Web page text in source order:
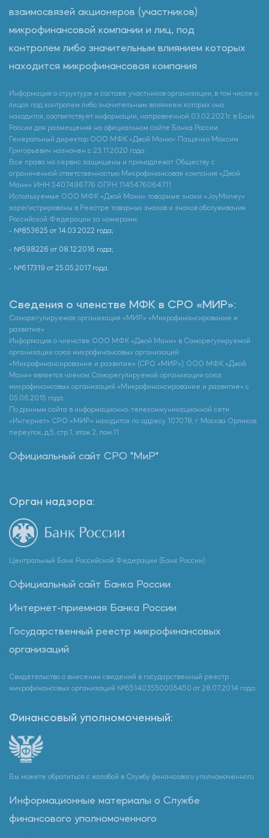
взаимосвязей акционеров (участников)
микрофинансовой компании и лиц, под
контролем либо значительным влиянием которых
находится микрофинансовая компания
Информация о структуре и составе участников организации, в том числе о
лицах под контролем либо значительным влиянием которых она
находится, соответствует информации, направленной 03.02.2021г. в Банк
России для размещения на официальном сайте Банка России
Генеральный директор ООО МФК «Джой Мани»: Пащенко Максим
Григорьевич назначен с 23.11.2020 года
Все права на сервис защищены и принадлежат Обществу с
ограниченной ответственностью Микрофинансовая компания «Джой
Мани» ИНН 5407496776 ОГРН 1145476064711
Используемые ООО МФК «Джой Мани» товарные знаки «JoyMoney»
зарегистрированы в Реестре товарных знаков и знаков обслуживания
Российской Федерации за номерами:
- №853625 от 14.03.2022 года;
- №598226 от 08.12.2016 года;
- №617319 от 25.05.2017 года.
Сведения о членстве МФК в СРО «МИР»:
Саморегулируемая организация «МИР» «Микрофинансирование и
развитие»
Информация о членстве ООО МФК «Джой Мани» в Саморегулируемой
организации союз микрофинансовых организаций
«Микрофинансирование и развитие» (СРО «МИР»): ООО МФК «Джой
Мани» является членом Саморегулируемой организации союз
микрофинансовых организаций «Микрофинансирование и развитие» с
05.06.2015 года.
По данным сайта в информационно-телекоммуникационной сети
«Интернет» СРО «МИР» находится по адресу 107078, г. Москва Орликов
переулок, д.5, стр.1, этаж 2, пом.11
Официальный сайт СРО "МиР"
Орган надзора:
Центральный Банк Российской Федерации (Банк России)
Официальный сайт Банка России
Интернет-приемная Банка России
Государственный реестр микрофинансовых
организаций
Свидетельство о внесении сведений в государственный реестр
микрофинансовых организаций №651403550005450 от 28.07.2014 года.
Финансовый уполномоченный:
Вы можете обратиться с жалобой в Службу финансового уполномоченного
Информационные материалы о Службе
финансового уполномоченного